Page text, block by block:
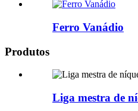
Ferro Vanádio
Produtos
Liga mestra de